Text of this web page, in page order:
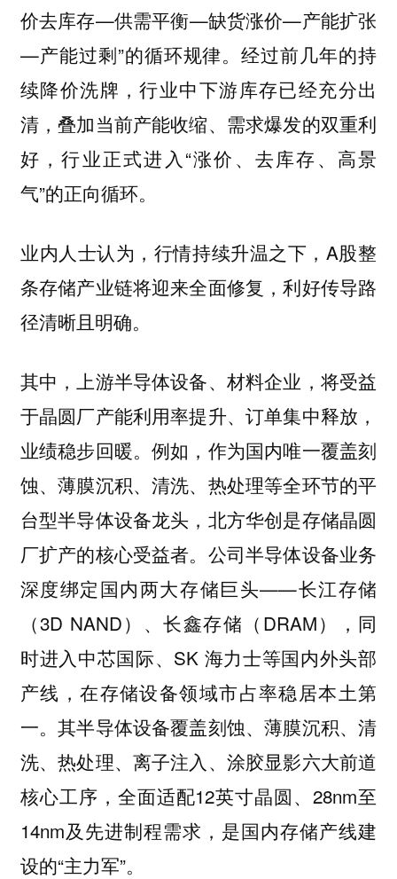
价去库存—供需平衡—缺货涨价—产能扩张
—产能过剩”的循环规律。经过前几年的持
续降价洗牌，行业中下游库存已经充分出
清，叠加当前产能收缩、需求爆发的双重利
好，行业正式进入“涨价、去库存、高景
气”的正向循环。
业内人士认为，行情持续升温之下，A股整
条存储产业链将迎来全面修复，利好传导路
径清晰且明确。
其中，上游半导体设备、材料企业，将受益
于晶圆厂产能利用率提升、订单集中释放，
业绩稳步回暖。例如，作为国内唯一覆盖刻
蚀、薄膜沉积、清洗、热处理等全环节的平
台型半导体设备龙头，北方华创是存储晶圆
厂扩产的核心受益者。公司半导体设备业务
深度绑定国内两大存储巨头——长江存储
（3D NAND）、长鑫存储（DRAM），同
时进入中芯国际、SK 海力士等国内外头部
产线，在存储设备领域市占率稳居本土第
一。其半导体设备覆盖刻蚀、薄膜沉积、清
洗、热处理、离子注入、涂胶显影六大前道
核心工序，全面适配12英寸晶圆、28nm至
14nm及先进制程需求，是国内存储产线建
设的“主力军”。